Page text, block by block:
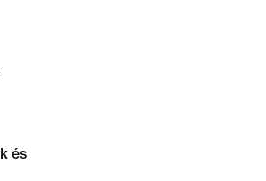
és